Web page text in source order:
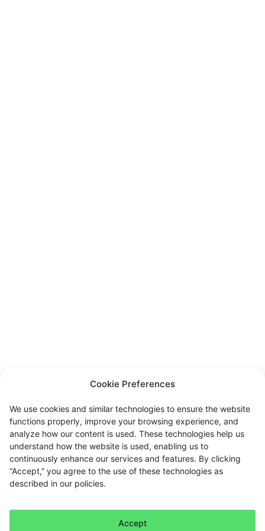
Cookie Preferences
We use cookies and similar technologies to ensure the website
functions properly, improve your browsing experience, and
analyze how our content is used. These technologies help us
understand how the website is used, enabling us to
continuously enhance our services and features. By clicking
“Accept,” you agree to the use of these technologies as
described in our policies.
Accept